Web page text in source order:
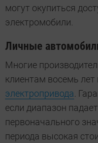
могут окупиться
электромобили.
Личные
Многие
клиентам восемь лет
электропривода.
если диапазон
первоначального
периода высокая